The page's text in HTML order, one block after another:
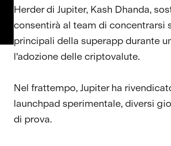
Herder di Jupiter, Kash Dhanda,
consentirà al team di concentrarsi
principali della superapp durante
l'adozione delle criptovalute.
Nel frattempo, Jupiter ha
launchpad sperimentale, diversi
di prova.